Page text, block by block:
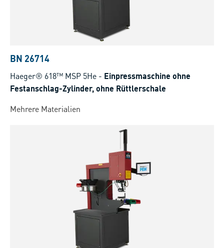
BN 26714
Haeger® 618™ MSP 5He - Einpressmaschine ohne
Festanschlag-Zylinder, ohne Rüttlerschale
Mehrere Materialien